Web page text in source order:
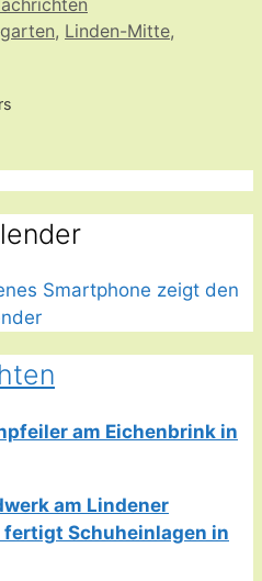
, Linden-Mitte,
am Eichenbrink in
am Lindener
Schuheinlagen in